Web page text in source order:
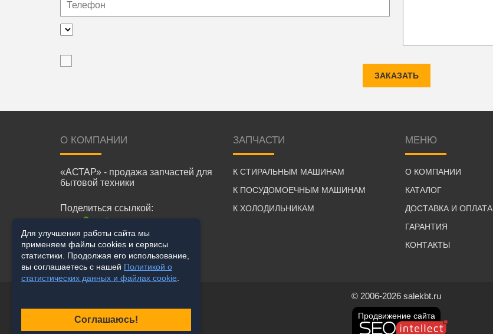
ЗАКАЗАТЬ
О КОМПАНИИ
«АСТАР» - продажа запчастей для
бытовой техники
Поделиться ссылкой:
ЗАПЧАСТИ
К СТИРАЛЬНЫМ МАШИНАМ
К ПОСУДОМОЕЧНЫМ МАШИНАМ
К ХОЛОДИЛЬНИКАМ
МЕНЮ
О КОМПАНИИ
КАТАЛОГ
ДОСТАВКА И ОПЛАТА
ГАРАНТИЯ
КОНТАКТЫ
© 2006-2026 salekbt.ru
Продвижение сайта
Для улучшения работы сайта мы
применяем файлы cookies и сервисы
статистики. Продолжая его использование,
вы соглашаетесь с нашей Политикой о
статистических данных и файлах cookie
Соглашаюсь!